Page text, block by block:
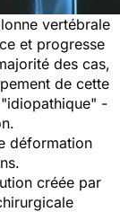
vertébrale
et progresse
des cas,
de cette
-
déformation
créée par